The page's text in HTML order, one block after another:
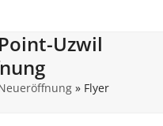
Uzwil
» Flyer